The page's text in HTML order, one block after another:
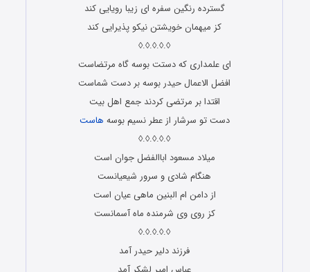
گسترده رنگین سفره ای زیبا رویایی کند
کز میهمان خویشتن نیکو پذیرایی کند
◊.◊.◊.◊.◊
ای علمداری که دستت بوسه گاه مرتضاست
افضل الاعمال حیدر بوسه بر دست شماست
اقتدا بر مرتضی کردند جمع اهل بیت
دست تو سرشار از عطر نسیم بوسه هاست
◊.◊.◊.◊.◊
میلاد مسعود اباالفضل جوان است
هنگام شادی و سرور شیعیانست
از دامن ام البنین ماهی عیان است
کز روی وی شرمنده ماه آسمانست
◊.◊.◊.◊.◊
فرزند دلیر حیدر آمد